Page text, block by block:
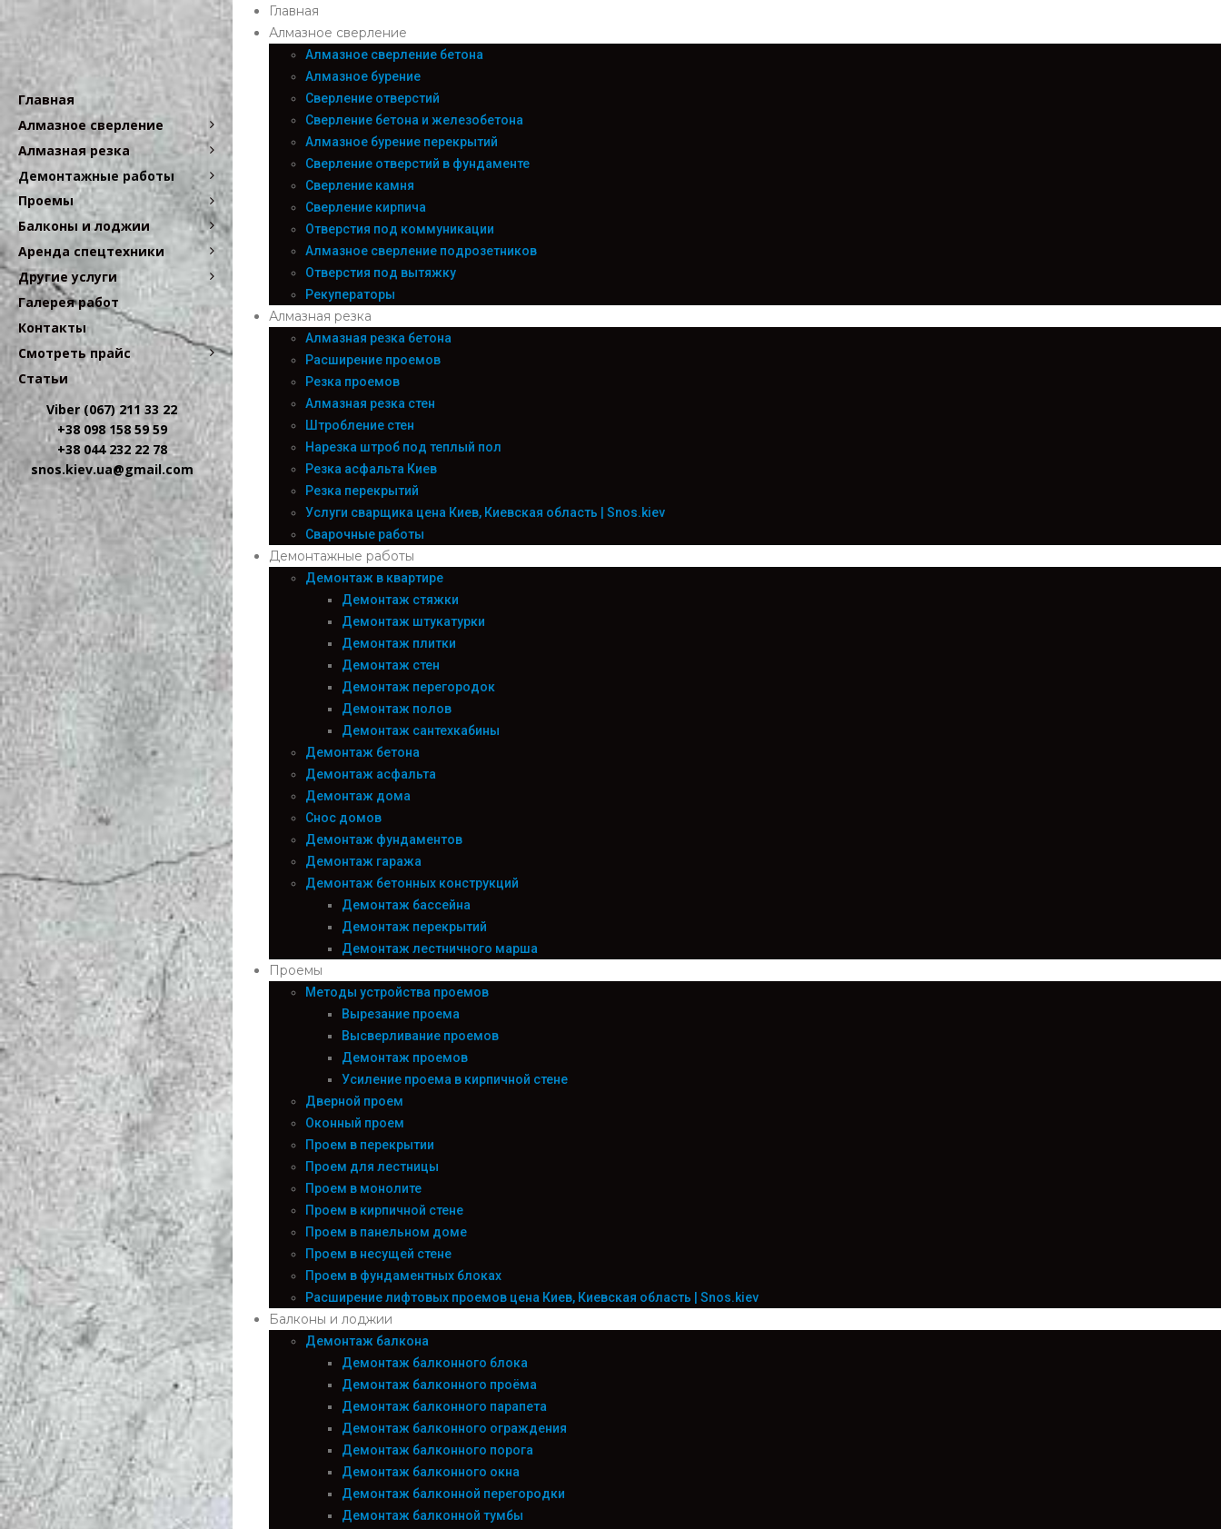
Главная
Алмазное сверление
Алмазная резка
Демонтажные работы
Проемы
Балконы и лоджии
Аренда спецтехники
Другие услуги
Галерея работ
Контакты
Смотреть прайс
Статьи
Viber (067) 211 33 22
+38 098 158 59 59
+38 044 232 22 78
snos.kiev.ua@gmail.com
Главная
Алмазное сверление
Алмазное сверление бетона
Алмазное бурение
Сверление отверстий
Сверление бетона и железобетона
Алмазное бурение перекрытий
Сверление отверстий в фундаменте
Сверление камня
Сверление кирпича
Отверстия под коммуникации
Алмазное сверление подрозетников
Отверстия под вытяжку
Рекуператоры
Алмазная резка
Алмазная резка бетона
Расширение проемов
Резка проемов
Алмазная резка стен
Штробление стен
Нарезка штроб под теплый пол
Резка асфальта Киев
Резка перекрытий
Услуги сварщика цена Киев, Киевская область | Snos.kiev
Сварочные работы
Демонтажные работы
Демонтаж в квартире
Демонтаж стяжки
Демонтаж штукатурки
Демонтаж плитки
Демонтаж стен
Демонтаж перегородок
Демонтаж полов
Демонтаж сантехкабины
Демонтаж бетона
Демонтаж асфальта
Демонтаж дома
Снос домов
Демонтаж фундаментов
Демонтаж гаража
Демонтаж бетонных конструкций
Демонтаж бассейна
Демонтаж перекрытий
Демонтаж лестничного марша
Проемы
Методы устройства проемов
Вырезание проема
Высверливание проемов
Демонтаж проемов
Усиление проема в кирпичной стене
Дверной проем
Оконный проем
Проем в перекрытии
Проем для лестницы
Проем в монолите
Проем в кирпичной стене
Проем в панельном доме
Проем в несущей стене
Проем в фундаментных блоках
Расширение лифтовых проемов цена Киев, Киевская область | Snos.kiev
Балконы и лоджии
Демонтаж балкона
Демонтаж балконного блока
Демонтаж балконного проёма
Демонтаж балконного парапета
Демонтаж балконного ограждения
Демонтаж балконного порога
Демонтаж балконного окна
Демонтаж балконной перегородки
Демонтаж балконной тумбы